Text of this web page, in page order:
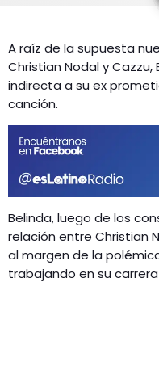
ESPECTÁCULOS
GEEKERS
MÚSICA
ENTRETENIMIENTO
INICIO
RADIO SPLENDID
CONTACTO
A raíz de la supuesta
Christian Nodal y
indirecta a su ex
canción.
Belinda, luego de los
relación entre Christian
al margen de la
trabajando en su